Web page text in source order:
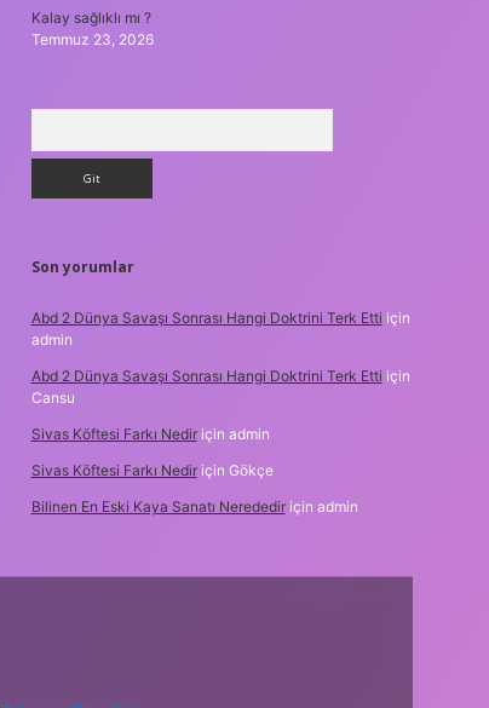
Kalay sağlıklı mı ?
Temmuz 23, 2026
Son yorumlar
Abd 2 Dünya Savaşı Sonrası Hangi Doktrini Terk Etti için
admin
Abd 2 Dünya Savaşı Sonrası Hangi Doktrini Terk Etti için
Cansu
Sivas Köftesi Farkı Nediriçin admin
Sivas Köftesi Farkı Nediriçin Gökçe
Bilinen En Eski Kaya Sanatı Neredediriçin admin